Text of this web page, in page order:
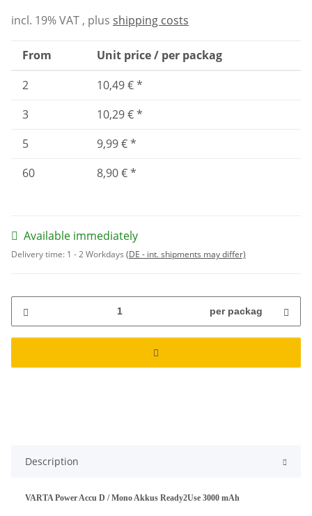
incl. 19% VAT , plus shipping costs
From
Unit price / per packag
2
10,49 €*
3
10,29 €*
5
9,99 €*
60
8,90 €*
Available immediately
Delivery time: 1 - 2 Workdays (DE - int. shipments may differ)
per packag
Description
VARTA Power Accu D / Mono Akkus Ready2Use 3000 mAh